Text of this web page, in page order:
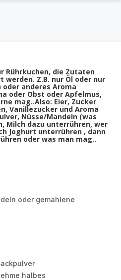
Rührkuchen, die Zutaten
Z.B. nur Öl oder nur
anderes Aroma
oder Obst oder Apfelmus,
mag..Also: Eier, Zucker
Vanillezucker und Aroma
Nüsse/Mandeln (was
Milch dazu unterrühren, wer
Joghurt unterrühren , dann
oder was man mag..
oder gemahlene
halbes